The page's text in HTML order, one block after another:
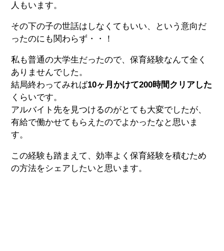
人もいます。
その下の子の世話はしなくてもいい、という意向だ
ったのにも関わらず・・！
私も普通の大学生だったので、保育経験なんて全く
ありませんでした。
結局終わってみれば10ヶ月かけて200時間クリアした
くらいです。
アルバイト先を見つけるのがとても大変でしたが、
有給で働かせてもらえたのでよかったなと思いま
す。
この経験も踏まえて、効率よく保育経験を積むため
の方法をシェアしたいと思います。